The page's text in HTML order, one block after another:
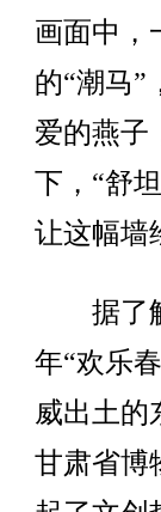
画面中，
的“潮马”
爱的燕子
下，“舒
让这幅墙
据了解
年“欢乐
威出土的
甘肃省博